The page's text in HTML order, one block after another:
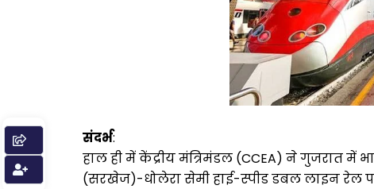
संदर्भ:
हाल ही में केंद्रीय मंत्रिमंडल (CCEA) ने गुजरात में
(सरखेज)-धोलेरा सेमी हाई-स्पीड डबल लाइन रेल